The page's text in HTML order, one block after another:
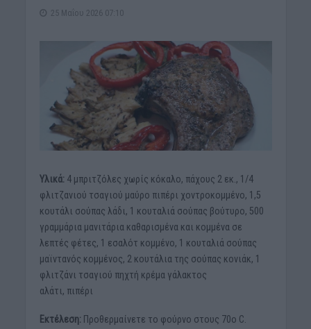
25 Μαΐου 2026 07:10
Υλικά: 4 μπριτζόλες χωρίς κόκαλο, πάχους 2 εκ., 1/4
φλιτζανιού τσαγιού μαύρο πιπέρι χοντροκομμένο, 1,5
κουτάλι σούπας λάδι, 1 κουταλιά σούπας βούτυρο, 500
γραμμάρια μανιτάρια καθαρισμένα και κομμένα σε
λεπτές φέτες, 1 εσαλότ κομμένο, 1 κουταλιά σούπας
μαϊντανός κομμένος, 2 κουτάλια της σούπας κονιάκ, 1
φλιτζάνι τσαγιού πηχτή κρέμα γάλακτος
αλάτι, πιπέρι
Εκτέλεση: Προθερμαίνετε το φούρνο στους 70ο C.